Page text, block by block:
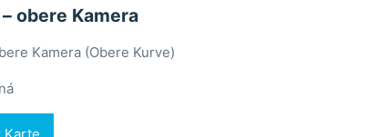
obere Kamera
Kamera (Obere Kurve)